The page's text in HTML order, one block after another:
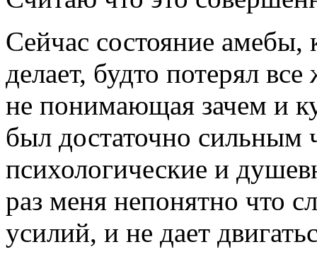
Сейчас состояние амебы,
делает, будто потерял
не понимающая зачем и
был достаточно сильным
психологические и
раз меня непонятно что
усилий, и не дает